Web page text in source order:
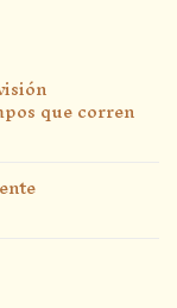
que corren